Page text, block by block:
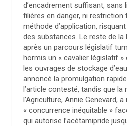
d’encadrement suffisant, sans
filières en danger, ni restriction
méthode d’application,
des substances. Le reste de la
après un parcours législatif
hormis un « cavalier législatif
les ouvrages de stockage
annoncé la promulgation
l’article contesté, tandis que la
l’Agriculture, Annie Genevard,
« concurrence inéquitable »
qui autorise l’acétamipride